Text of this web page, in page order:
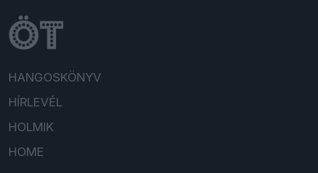
HANGOSKÖNYV
HÍRLEVÉL
HOLMIK
HOME